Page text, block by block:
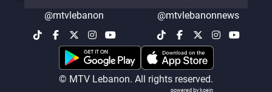
@mtvlebanonnews
@mtvlebanon
© MTV Lebanon. All rights reserved.
powered by koein